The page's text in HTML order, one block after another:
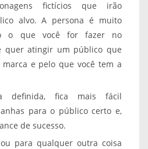
fictícios que irão
alvo. A persona é muito
o que você for fazer no
quer atingir um público que
e pelo que você tem a
definida, fica mais fácil
para o público certo e,
de sucesso.
para qualquer outra coisa